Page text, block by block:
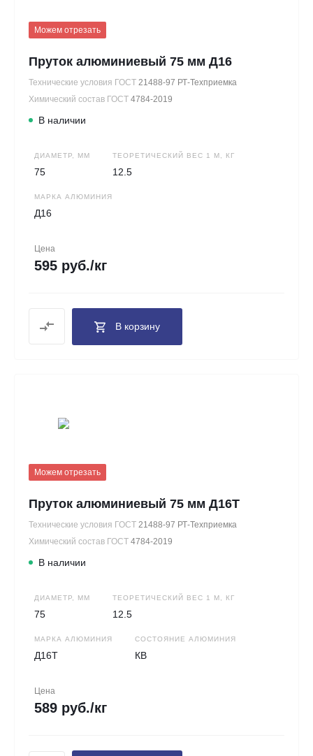
Можем отрезать
Пруток алюминиевый 75 мм Д16
Технические условия ГОСТ 21488-97 РТ-Техприемка
Химический состав ГОСТ 4784-2019
В наличии
ДИАМЕТР, ММ
75
ТЕОРЕТИЧЕСКИЙ ВЕС 1 М, КГ
12.5
МАРКА АЛЮМИНИЯ
Д16
Цена
595 руб./кг
В корзину
Можем отрезать
Пруток алюминиевый 75 мм Д16Т
Технические условия ГОСТ 21488-97 РТ-Техприемка
Химический состав ГОСТ 4784-2019
В наличии
ДИАМЕТР, ММ
75
ТЕОРЕТИЧЕСКИЙ ВЕС 1 М, КГ
12.5
МАРКА АЛЮМИНИЯ
Д16Т
СОСТОЯНИЕ АЛЮМИНИЯ
КВ
Цена
589 руб./кг